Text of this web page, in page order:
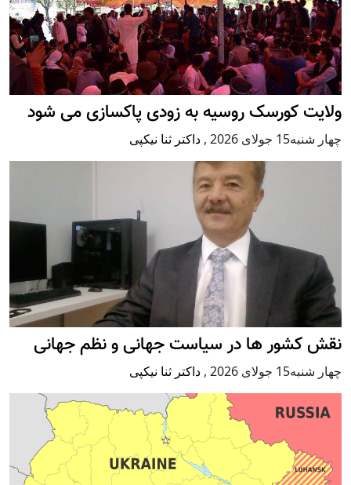
ولایت کورسک روسیه به زودی پاکسازی می شود
چهار شنبه15 جولای 2026 , داکتر ثنا نیکپی
نقش کشور ها در سیاست جهانی و نظم جهانی
چهار شنبه15 جولای 2026 , داکتر ثنا نیکپی